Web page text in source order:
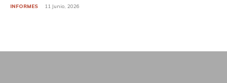
INFORMES 11 Junio, 2026